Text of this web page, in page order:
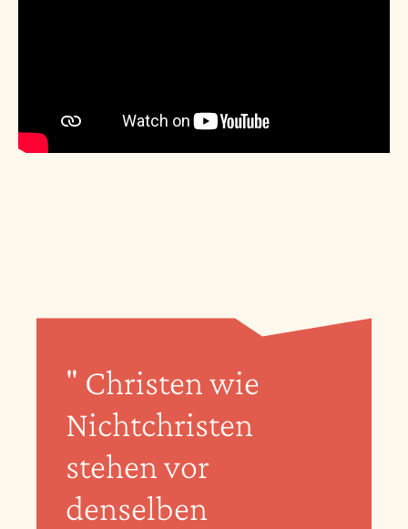
" Christen wie
Nichtchristen
stehen vor
denselben